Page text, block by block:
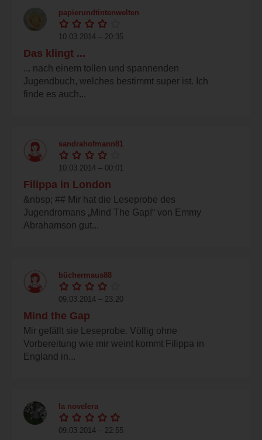
papierundtintenwelten
10.03.2014 – 20:35
Das klingt ...
... nach einem tollen und spannenden
Jugendbuch, welches bestimmt super ist. Ich
finde es auch...
sandrahofmann81
10.03.2014 – 00:01
Filippa in London
&nbsp; ## Mir hat die Leseprobe des
Jugendromans „Mind The Gap!“ von Emmy
Abrahamson gut...
büchermaus88
09.03.2014 – 23:20
Mind the Gap
Mir gefällt sie Leseprobe. Völlig ohne
Vorbereitung wie mir weint kommt Filippa in
England in...
la novelera
09.03.2014 – 22:55